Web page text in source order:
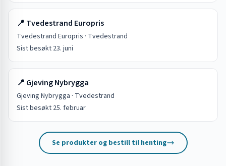
📍 Tvedestrand Europris
Tvedestrand Europris · Tvedestrand
Sist besøkt 23. juni
📍 Gjeving Nybrygga
Gjeving Nybrygga · Tvedestrand
Sist besøkt 25. februar
Se produkter og bestill til henting